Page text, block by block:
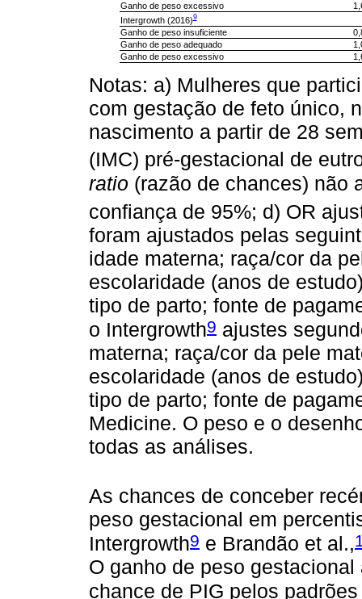
Ganho de peso excessivo
Intergrowth (2016)9
Ganho de peso insuficiente
Ganho de peso adequado
Ganho de peso excessivo
Notas: a) Mulheres que
com gestação de feto único,
nascimento a partir de 28
(IMC) pré-gestacional de
ratio (razão de chances) não
confiança de 95%; d) OR
foram ajustados pelas
idade materna; raça/cor da
escolaridade (anos de
tipo de parto; fonte de
o Intergrowth9 ajustes
materna; raça/cor da pele
escolaridade (anos de
tipo de parto; fonte de
Medicine. O peso e o
todas as análises.
As chances de conceber
peso gestacional em
Intergrowth9 e Brandão et al.,
O ganho de peso
chance de PIG pelos